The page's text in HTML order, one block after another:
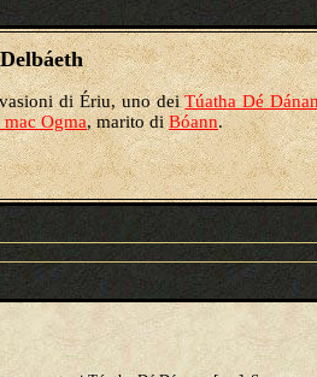
di Ériu, uno deiTúatha Dé
mac Ogma, marito diBóann.